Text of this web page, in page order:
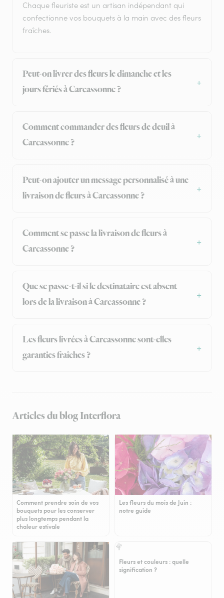
Chaque fleuriste est un artisan indépendant qui
confectionne vos bouquets à la main avec des fleurs
fraîches.
Peut-on livrer des fleurs le dimanche et les
jours fériés à Carcassonne ?
Comment commander des fleurs de deuil à
Carcassonne ?
Peut-on ajouter un message personnalisé à une
livraison de fleurs à Carcassonne ?
Comment se passe la livraison de fleurs à
Carcassonne ?
Que se passe-t-il si le destinataire est absent
lors de la livraison à Carcassonne ?
Les fleurs livrées à Carcassonne sont-elles
garanties fraîches ?
Articles du blog Interflora
Comment prendre soin de vos
bouquets pour les conserver
plus longtemps pendant la
chaleur estivale
Les fleurs du mois de Juin :
notre guide
Fleurs et couleurs : quelle
signification ?